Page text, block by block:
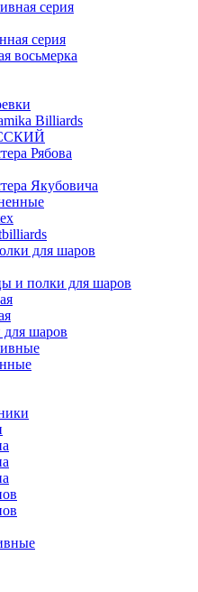
серия
серия
восьмерка
Billiards
Рябова
Якубовича
для шаров
и полки для шаров
шаров